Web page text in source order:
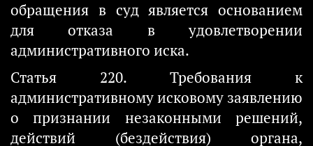
обращения в суд является основанием
для отказа в удовлетворении
административного иска.
Статья 220. Требования к
административному исковому заявлению
о признании незаконными решений,
действий (бездействия) органа,